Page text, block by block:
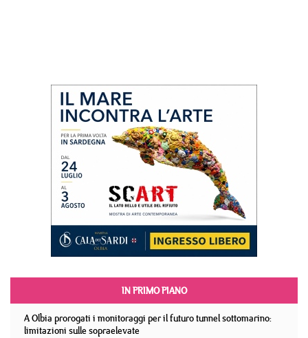
IN PRIMO PIANO
A Olbia prorogati i monitoraggi per il futuro tunnel sottomarino:
limitazioni sulle sopraelevate